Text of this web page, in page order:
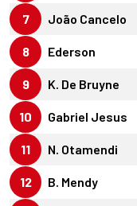
7 João Cancelo
8 Ederson
9 K. De Bruyne
10 Gabriel Jesus
11 N. Otamendi
12 B. Mendy